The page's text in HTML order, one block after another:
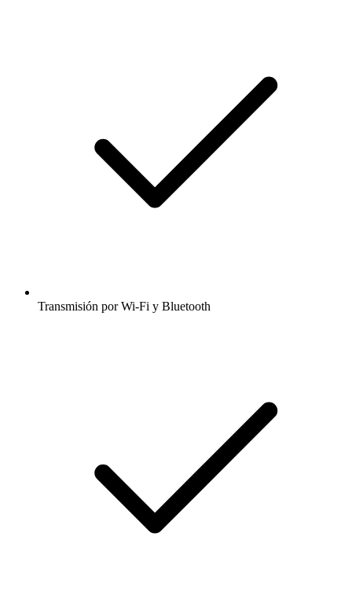
Transmisión por Wi-Fi y Bluetooth